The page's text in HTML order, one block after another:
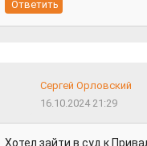
Сергей Орловский
16.10.2024 21:29
Хотел зайти в cуд к